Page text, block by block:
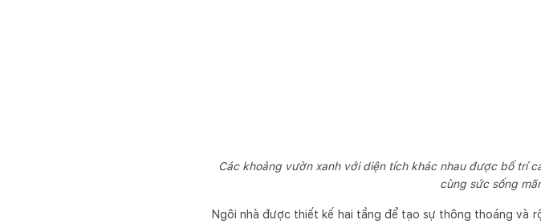
Các khoảng vườn xanh với diện tích khác nhau được bố trí
cùng sức sống
Ngôi nhà được thiết kế hai tầng để tạo sự thông thoáng và